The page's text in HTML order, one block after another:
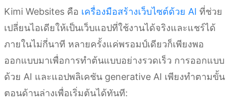
Kimi Websites คือ เครื่องมือสร้างเว็บไซต์ด้วย AI ที่ช่วย
เปลี่ยนไอเดียให้เป็นเว็บแอปที่ใช้งานได้จริงและแชร์ได้
ภายในไม่กี่นาที หลายครั้งแค่พรอมป์เดียวก็เพียงพอ
ออกแบบมาเพื่อการทำต้นแบบอย่างรวดเร็ว การออกแบบ
ด้วย AI และแอปพลิเคชัน generative AI เพียงทำตามขั้น
ตอนด้านล่างเพื่อเริ่มต้นได้ทันที: